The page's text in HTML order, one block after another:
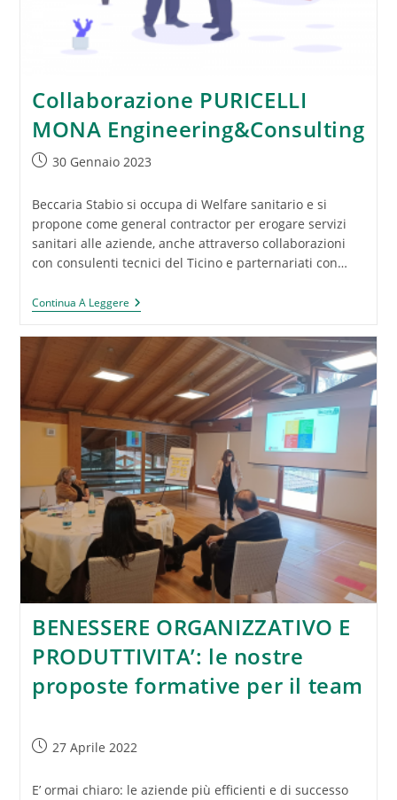
Collaborazione PURICELLI
MONA Engineering&Consulting
Articolo30 Gennaio 2023
Beccaria Stabio si occupa di Welfare sanitario e si
propone come general contractor per erogare servizi
sanitari alle aziende, anche attraverso collaborazioni
con consulenti tecnici del Ticino e parternariati con…
Continua A LeggereCollaborazione
PURICELLI
Engineering&Consulting
BENESSERE ORGANIZZATIVO E
PRODUTTIVITA’: le nostre
proposte formative per il team
Articolo27 Aprile 2022
E’ ormai chiaro: le aziende più efficienti e di successo